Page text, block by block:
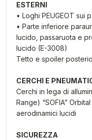
ESTERNI
• Loghi PEUGEOT sui
• Parte inferiore
lucido, passaruota e
lucido (E-3008)
Tetto e spoiler
CERCHI E
Cerchi in lega di
Range) “SOFIA”
aerodinamici lucidi
SICUREZZA